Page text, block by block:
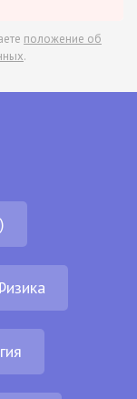
положение об
.